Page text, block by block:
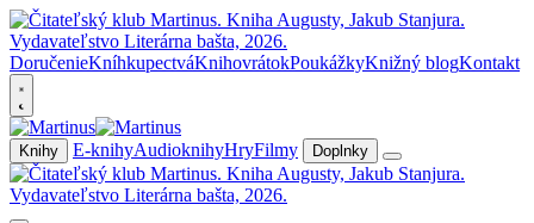
DoručenieKníhkupectváKnihovrátokPoukážkyKnižný blogKontakt
Knihy E-knihyAudioknihyHryFilmy Doplnky